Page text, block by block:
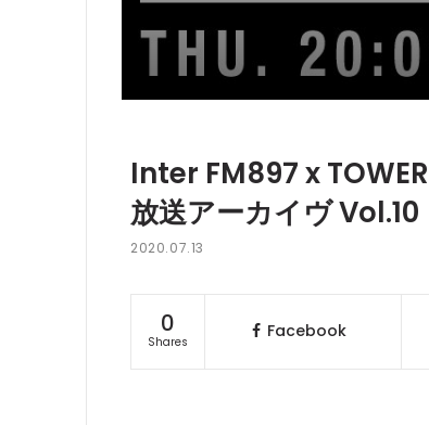
Inter FM897 x
放送アーカイヴ Vol.10
2020.07.13
0
Shares
Facebook